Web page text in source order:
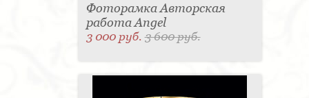
Фоторамка Авторская
работа Angel
3 000 руб.3 600 руб.